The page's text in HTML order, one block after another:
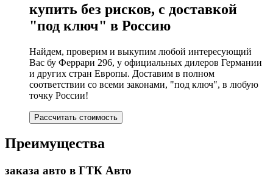
купить без рисков, с доставкой
"под ключ" в Россию
Найдем, проверим и выкупим любой интересующий
Вас бу Феррари 296, у официальных дилеров Германии
и других стран Европы. Доставим в полном
соответствии со всеми законами, "под ключ", в любую
точку России!
Рассчитать стоимость
Преимущества
заказа авто в ГТК Авто